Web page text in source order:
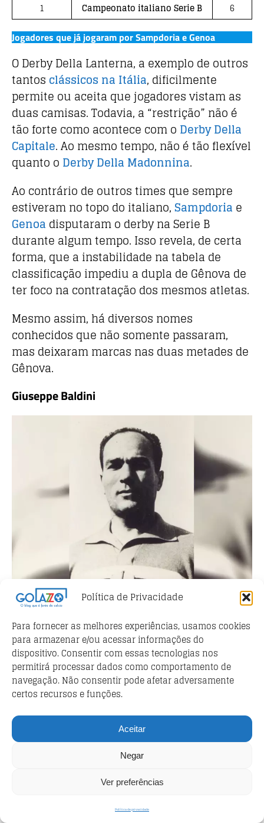
Política de Privacidade
Para fornecer as melhores experiências, usamos cookies
para armazenar e/ou acessar informações do
dispositivo. Consentir com essas tecnologias nos
permitirá processar dados como comportamento de
navegação. Não consentir pode afetar adversamente
certos recursos e funções.
Aceitar
Negar
Ver preferências
Política de privacidade
1
Campeonato italiano Serie B 6
Jogadores que já jogaram por Sampdoria e Genoa
O Derby Della Lanterna, a exemplo de outros
tantos clássicos na Itália, dificilmente
permite ou aceita que jogadores vistam as
duas camisas. Todavia, a “restrição” não é
tão forte como acontece com o Derby Della
Capitale. Ao mesmo tempo, não é tão flexível
quanto o Derby Della Madonnina.
Ao contrário de outros times que sempre
estiveram no topo do italiano,Sampdoria e
Genoa disputaram o derby na Serie B
durante algum tempo. Isso revela, de certa
forma, que a instabilidade na tabela de
classificação impediu a dupla de Gênova de
ter foco na contratação dos mesmos atletas.
Mesmo assim, há diversos nomes
conhecidos que não somente passaram,
mas deixaram marcas nas duas metades de
Gênova.
Giuseppe Baldini
Giuseppe Baldini, lenda da Sampdoria (Reprodução / Facebook
Em 3 de novembro de 1946,Sampdoria
Genoadisputaram o primeiro Derby Della
Lanterna da história. Naquele dia, a Samp
venceu por 3×0 eGiuseppe Baldinifez um
Apenas com esse fato em mente, dá pra
imaginar que Baldini representa muito para
blucerchiata. Até porque, depois
de se aposentar, ele chegou a treinar a
isso, Baldini resolveu vestir as cores do